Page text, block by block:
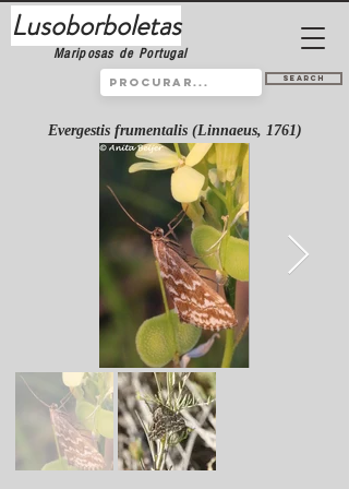
Lusoborboletas
Mariposas de Portugal
Search
Evergestis frumentalis (Linnaeus, 1761)